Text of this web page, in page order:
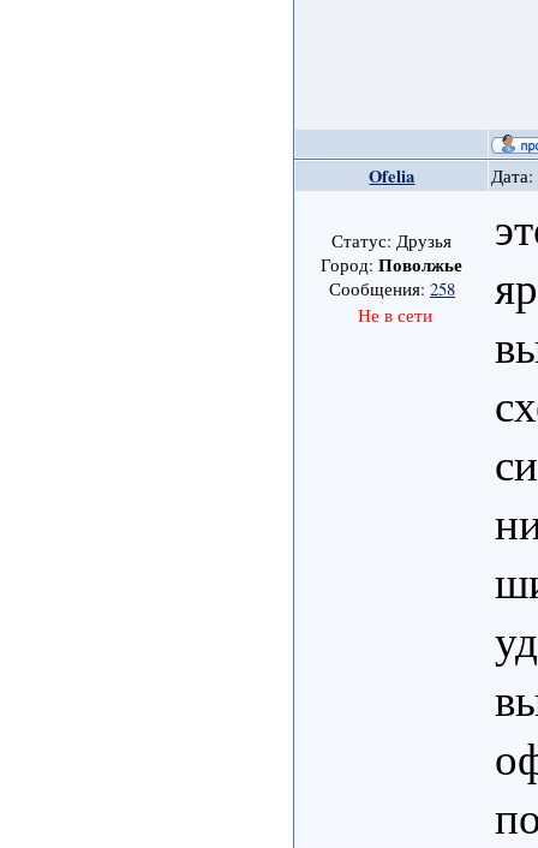
Ofelia
Статус: Друзья
Город:Поволжье
Сообщения: 258
Не в сети